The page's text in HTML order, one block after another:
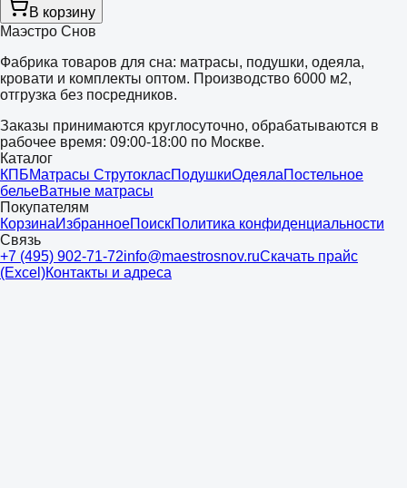
В корзину
Маэстро Снов
Фабрика товаров для сна: матрасы, подушки, одеяла,
кровати и комплекты оптом. Производство 6000 м2,
отгрузка без посредников.
Заказы принимаются круглосуточно, обрабатываются в
рабочее время: 09:00-18:00 по Москве.
Каталог
КПБМатрасы СтрутокласПодушкиОдеялаПостельное
бельеВатные матрасы
Покупателям
КорзинаИзбранноеПоискПолитика конфиденциальности
Связь
+7 (495) 902-71-72info@maestrosnov.ruСкачать прайс
(Excel)Контакты и адреса